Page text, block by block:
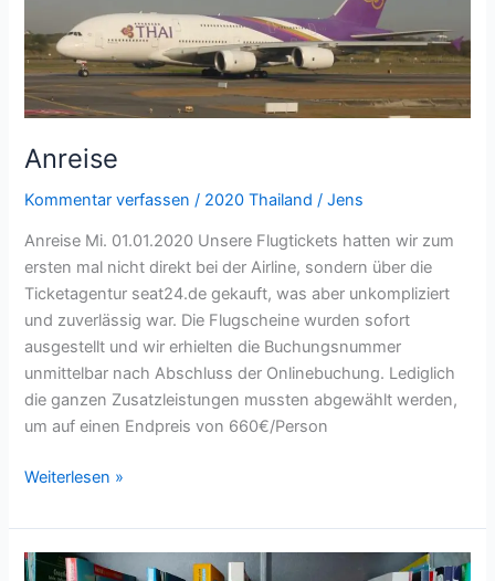
Anreise
Kommentar verfassen / 2020 Thailand /Jens
Anreise Mi. 01.01.2020 Unsere Flugtickets hatten wir zum
ersten mal nicht direkt bei der Airline, sondern über die
Ticketagentur seat24.de gekauft, was aber unkompliziert
und zuverlässig war. Die Flugscheine wurden sofort
ausgestellt und wir erhielten die Buchungsnummer
unmittelbar nach Abschluss der Onlinebuchung. Lediglich
die ganzen Zusatzleistungen mussten abgewählt werden,
um auf einen Endpreis von 660€/Person
Weiterlesen »
Reiseplanung